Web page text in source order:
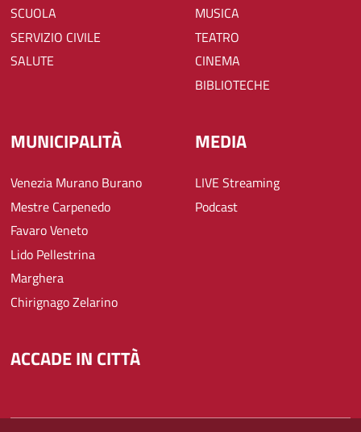
SCUOLA
SERVIZIO CIVILE
SALUTE
MUSICA
TEATRO
CINEMA
BIBLIOTECHE
MUNICIPALITÀ
Venezia Murano Burano
Mestre Carpenedo
Favaro Veneto
Lido Pellestrina
Marghera
Chirignago Zelarino
MEDIA
LIVE Streaming
Podcast
ACCADE IN CITTÀ